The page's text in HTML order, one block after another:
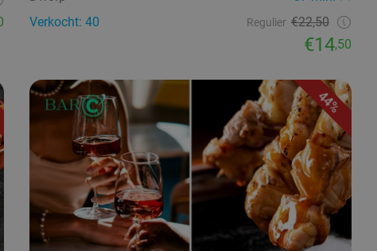
Verkocht: 40
Regulier €22,50
€14,50
44%